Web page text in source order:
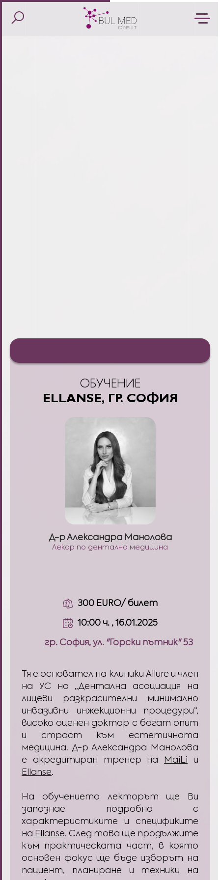
ОБУЧЕНИЕ
ELLANSE, ГР. СОФИЯ
Д-р Александра Манолова
Лекар по дентална медицина
300 EURO/ билет
10:00 ч. , 16.01.2025
гр. София, ул. "Горски пътник" 53
Тя е основател на клиники Allure и член
на УС на „Дентална асоциация на
лицеви разкрасителни минимално
инвазивни инжекционни процедури“,
високо оценен доктор с богат опит
и страст към естетичната
медицина. Д-р Александра Манолова
е акредитиран тренер на MaiLi и
Ellanse.
На обучението лекторът ще Ви
запознае подробно с
характеристиките и спецификите
на Ellanse. След това ще продължите
към практическата част, в която
основен фокус ще бъде изборът на
пациент, планиране и техники на